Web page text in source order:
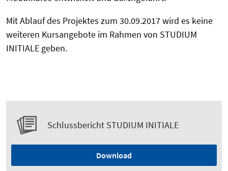
Mit Ablauf des Projektes zum 30.09.2017 wird es keine
weiteren Kursangebote im Rahmen von STUDIUM
INITIALE geben.
Schlussbericht STUDIUM INITIALE
Download